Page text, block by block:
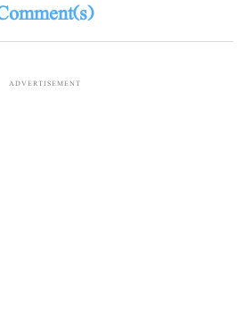
ADVERTISEMENT